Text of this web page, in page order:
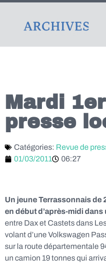
Mardi
presse
Catégories: Revue de
01/03/2011
06:27
Un jeune Terrassonnais de
en début d’après-midi
entre Dax et Castets dans
volant d’une Volkswagen
sur la route départementale
un camion 19 tonnes qui